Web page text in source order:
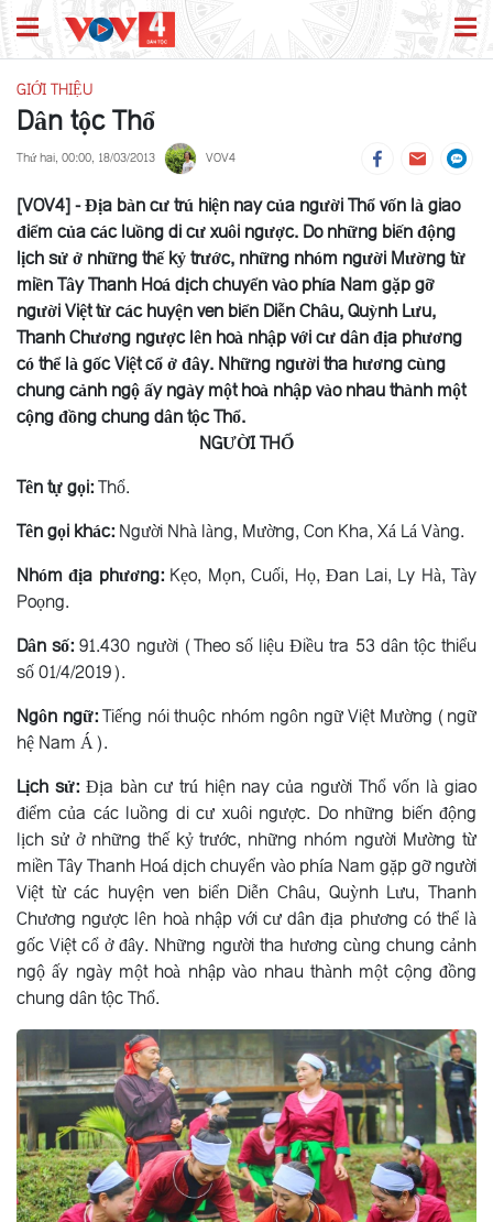
GIỚI THIỆU
Dân tộc Thổ
Thứ hai, 00:00, 18/03/2013 VOV4
[VOV4] - Ðịa bàn cư trú hiện nay của người Thổ vốn là giao
điểm của các luồng di cư xuôi ngược. Do những biến động
lịch sử ở những thế kỷ trước, những nhóm người Mường từ
miền Tây Thanh Hoá dịch chuyển vào phía Nam gặp gỡ
người Việt từ các huyện ven biển Diễn Châu, Quỳnh Lưu,
Thanh Chương ngược lên hoà nhập với cư dân địa phương
có thể là gốc Việt cổ ở đây. Những người tha hương cùng
chung cảnh ngộ ấy ngày một hoà nhập vào nhau thành một
cộng đồng chung dân tộc Thổ.
NGƯỜI THỔ
Tên tự gọi:Thổ.
Tên gọi khác:Người Nhà làng, Mường, Con Kha, Xá Lá Vàng.
Nhóm địa phương:Kẹo, Mọn, Cuối, Họ, Ðan Lai, Ly Hà, Tày
Poọng.
Dân số:91.430 người (Theo số liệu Điều tra 53 dân tộc thiểu
số 01/4/2019).
Ngôn ngữ:Tiếng nói thuộc nhóm ngôn ngữ Việt Mường (ngữ
hệ Nam Á).
Lịch sử:Ðịa bàn cư trú hiện nay của người Thổ vốn là giao
điểm của các luồng di cư xuôi ngược. Do những biến động
lịch sử ở những thế kỷ trước, những nhóm người Mường từ
miền Tây Thanh Hoá dịch chuyển vào phía Nam gặp gỡ người
Việt từ các huyện ven biển Diễn Châu, Quỳnh Lưu, Thanh
Chương ngược lên hoà nhập với cư dân địa phương có thể là
gốc Việt cổ ở đây. Những người tha hương cùng chung cảnh
ngộ ấy ngày một hoà nhập vào nhau thành một cộng đồng
chung dân tộc Thổ.